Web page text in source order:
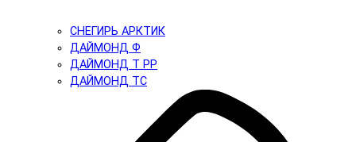
СНЕГИРЬ АРКТИК
ДАЙМОНД Ф
ДАЙМОНД Т PP
ДАЙМОНД ТС